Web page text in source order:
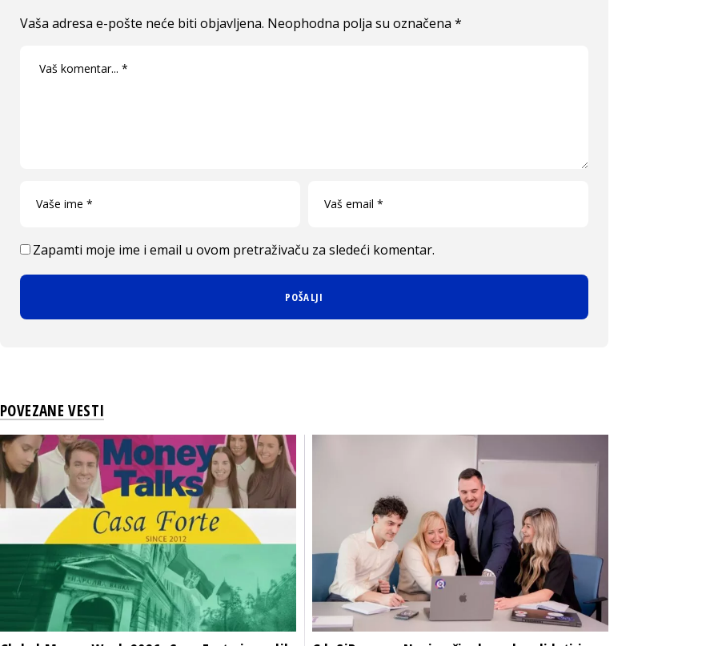
Vaša adresa e-pošte neće biti objavljena. Neophodna polja su označena *
Zapamti moje ime i email u ovom pretraživaču za sledeći komentar.
POVEZANE VESTI